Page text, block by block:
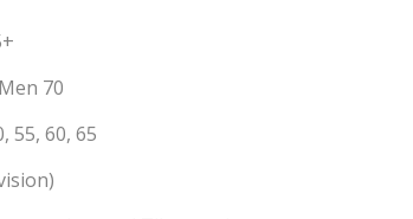
70
55, 60, 65